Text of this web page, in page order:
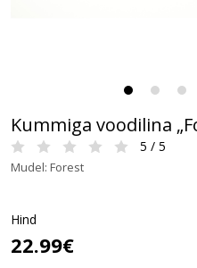
Kummiga voodilina
5 / 5
Mudel: Forest
Hind
22.99€